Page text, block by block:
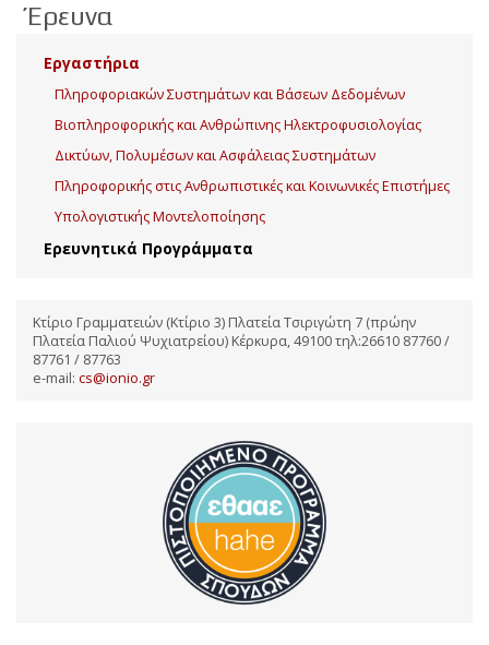
Έρευνα
Εργαστήρια
Πληροφοριακών Συστημάτων και Βάσεων Δεδομένων
Βιοπληροφορικής και Ανθρώπινης Ηλεκτροφυσιολογίας
Δικτύων, Πολυμέσων και Ασφάλειας Συστημάτων
Πληροφορικής στις Ανθρωπιστικές και Κοινωνικές Επιστήμες
Υπολογιστικής Μοντελοποίησης
Ερευνητικά Προγράμματα
Κτίριο Γραμματειών (Κτίριο 3) Πλατεία Τσιριγώτη 7 (πρώην
Πλατεία Παλιού Ψυχιατρείου) Κέρκυρα, 49100 τηλ:26610 87760 /
87761 / 87763
e-mail: cs@ionio.gr